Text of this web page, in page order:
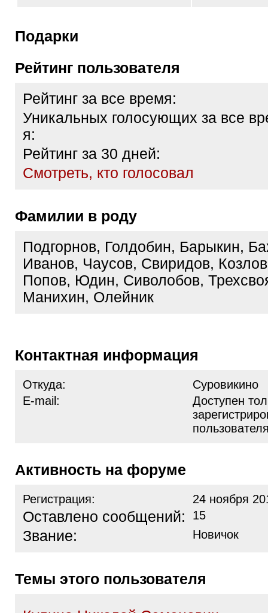
Подарки
Рейтинг пользователя
Рейтинг за все время:
Уникальных голосующих за все
я:
Рейтинг за 30 дней:
Cмотреть, кто голосовал
Фамилии в роду
Подгорнов, Голдобин, Барыкин,
Иванов, Чаусов, Свиридов,
Попов, Юдин, Сиволобов,
Манихин, Олейник
Контактная информация
Откуда:
Суровикино
E-mail:
Доступен
Активность на форуме
Регистрация: 24 ноября
Оставлено сообщений: 15
Звание: Новичок
Темы этого пользователя